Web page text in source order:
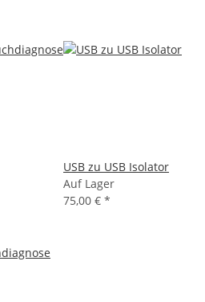
USB zu USB Isolator
Auf Lager
75,00 € *